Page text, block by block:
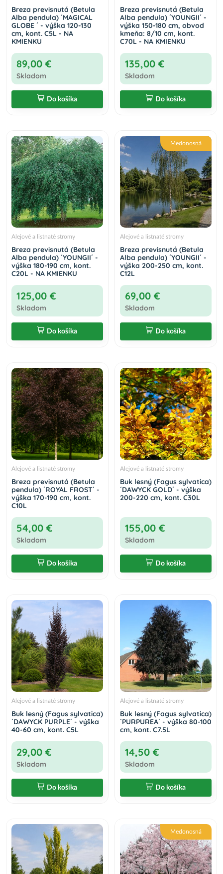
Breza previsnutá (Betula
Alba pendula) ´MAGICAL
GLOBE ´ - výška 120-130
cm, kont. C5L - NA
KMIENKU
89,00 €
Skladom
Do košíka
Breza previsnutá (Betula
Alba pendula) ´YOUNGII´ -
výška 150-180 cm, obvod
kmeňa: 8/10 cm, kont.
C70L - NA KMIENKU
135,00 €
Skladom
Do košíka
Alejové a listnaté stromy
Breza previsnutá (Betula
Alba pendula) ´YOUNGII´ -
výška 180-190 cm, kont.
C20L - NA KMIENKU
125,00 €
Skladom
Do košíka
Medonosná
Alejové a listnaté stromy
Breza previsnutá (Betula
Alba pendula) ´YOUNGII´ -
výška 200-250 cm, kont.
C12L
69,00 €
Skladom
Do košíka
Alejové a listnaté stromy
Breza previsnutá (Betula
pendula) ´ROYAL FROST´ -
výška 170-190 cm, kont.
C10L
54,00 €
Skladom
Do košíka
Alejové a listnaté stromy
Buk lesný (Fagus sylvatica)
´DAWYCK GOLD´ - výška
200-220 cm, kont. C30L
155,00 €
Skladom
Do košíka
Alejové a listnaté stromy
Buk lesný (Fagus sylvatica)
´DAWYCK PURPLE´ - výška
40-60 cm, kont. C5L
29,00 €
Skladom
Do košíka
Alejové a listnaté stromy
Buk lesný (Fagus sylvatica)
´PURPUREA´ - výška 80-100
cm, kont. C7.5L
14,50 €
Skladom
Do košíka
Medonosná